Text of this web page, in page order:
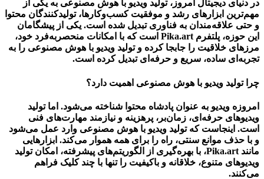
در دنیای دیجیتال امروز،تولید ویدیو با هوش مصنوعی به یکی از
مهم‌ترین ابزارهای رشد و موفقیت کسب‌وکارها، تولیدکنندگان محتوا
و حتی علاقه‌مندان به فناوری تبدیل شده است. یکی از پیشگامان
این حوزه، پلتفرم Pika.art است که با امکانات منحصربه‌فرد خود،
مرزهای خلاقیت را جابجا کرده وتولید ویدیو با هوش مصنوعی را به
تجربه‌ای ساده، سریع و حرفه‌ای تبدیل کرده است.
چرا تولید ویدیو با هوش مصنوعی اهمیت دارد؟
امروزه ویدیو به عنوان پادشاه محتوا شناخته می‌شود. اما تولید
ویدیوهای حرفه‌ای، زمان‌بر، پرهزینه و نیازمند مهارت‌های فنی
است. اینجاست کهتولید ویدیو با هوش مصنوعی وارد عمل می‌شود
و با حذف موانع سنتی، راه را برای همه هموار می‌کند. ابزارهایی
مانند Pika.art، با بهره‌گیری از الگوریتم‌های پیشرفته، امکان تولید
ویدیوهای متنوع، خلاقانه و باکیفیت را تنها با چند کلیک فراهم
می‌کنند.